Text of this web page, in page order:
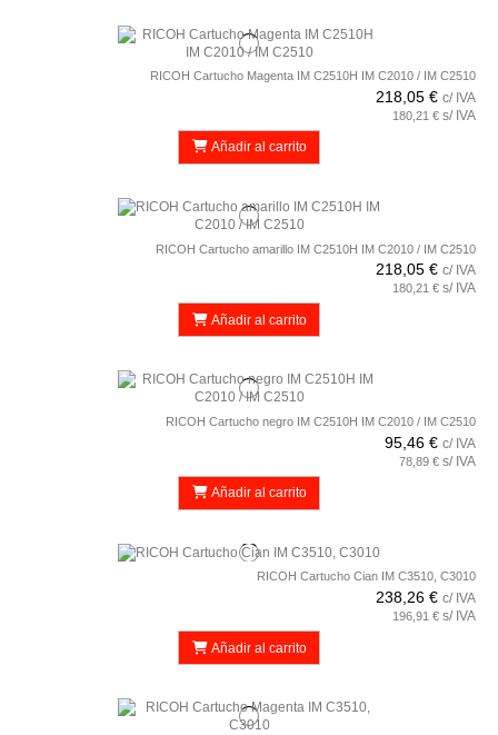
RICOH Cartucho Magenta IM C2510H IM C2010 / IM C2510
218,05 € c/ IVA
180,21 € s/ IVA
Añadir al carrito
RICOH Cartucho amarillo IM C2510H IM C2010 / IM C2510
218,05 € c/ IVA
180,21 € s/ IVA
Añadir al carrito
RICOH Cartucho negro IM C2510H IM C2010 / IM C2510
95,46 € c/ IVA
78,89 € s/ IVA
Añadir al carrito
RICOH Cartucho Cian IM C3510, C3010
238,26 € c/ IVA
196,91 € s/ IVA
Añadir al carrito